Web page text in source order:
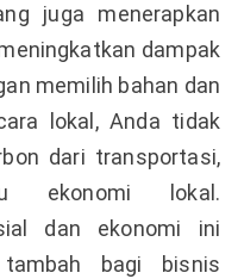
juga menerapkan
dampak
memilih bahan dan
lokal, Anda tidak
dari transportasi,
ekonomi lokal.
dan ekonomi ini
bagi bisnis